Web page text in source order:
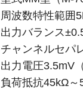
周波数特性範囲
出力バランス
チャンネルセパ
出力電圧3.5mV
負荷抵抗45kΩ～